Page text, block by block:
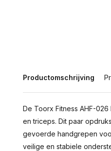
Productomschrijving
De Toorx Fitness AHF-
en triceps. Dit paar
gevoerde handgrepen
veilige en stabiele